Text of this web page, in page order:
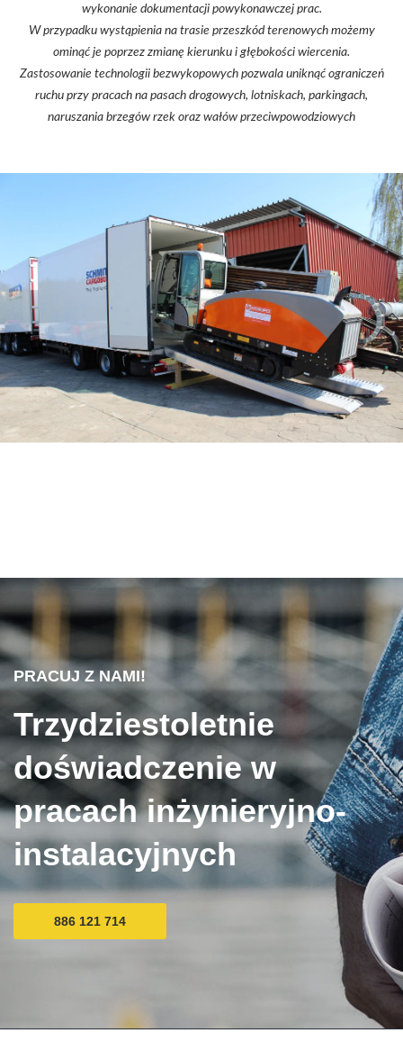
wykonanie dokumentacji powykonawczej prac.
W przypadku wystąpienia na trasie przeszkód terenowych możemy
ominąć je poprzez zmianę kierunku i głębokości wiercenia.
Zastosowanie technologii bezwykopowych pozwala uniknąć ograniczeń
ruchu przy pracach na pasach drogowych, lotniskach, parkingach,
naruszania brzegów rzek oraz wałów przeciwpowodziowych
PRACUJ Z NAMI!
Trzydziestoletnie
doświadczenie w
pracach inżynieryjno-
instalacyjnych
886 121 714